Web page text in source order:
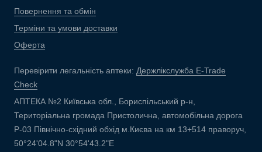
Повернення та обмін
Терміни та умови доставки
Оферта
Перевірити легальність аптеки: Держлікслужба E-Trade
Check
АПТЕКА №2 Київська обл., Бориспільський р-н,
Територіальна громада Пристолична, автомобільна дорога
Р-03 Північно-східний обхід м.Києва на км 13+514 праворуч,
50°24'04.8"N 30°54'43.2"E